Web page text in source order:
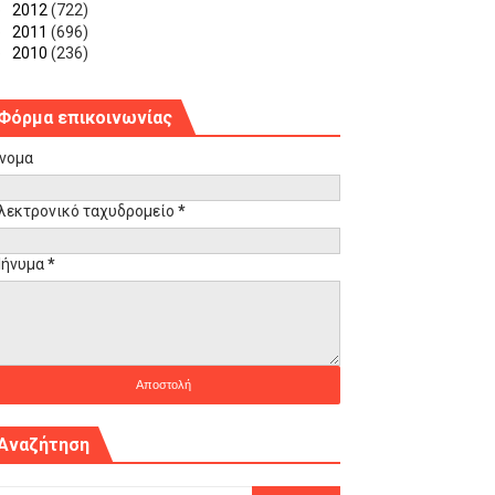
2012(722)
2011 (696)
2010 (236)
επικοινωνίας
ταχυδρομείο *
*